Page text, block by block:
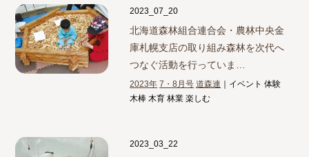
2023_07_20
北海道森林組合連合会・農林中央金
庫札幌支店の取り組み森林を次代へ
つなぐ活動を行っていま…
2023年 7・8月号 道森連 ｜イベント 体験
木棒 木育 林業 楽しむ
2023_03_22